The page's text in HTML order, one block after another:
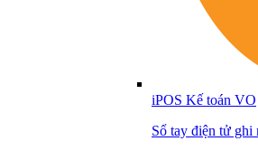
iPOS Kế toán VO
Sổ tay điện tử ghi